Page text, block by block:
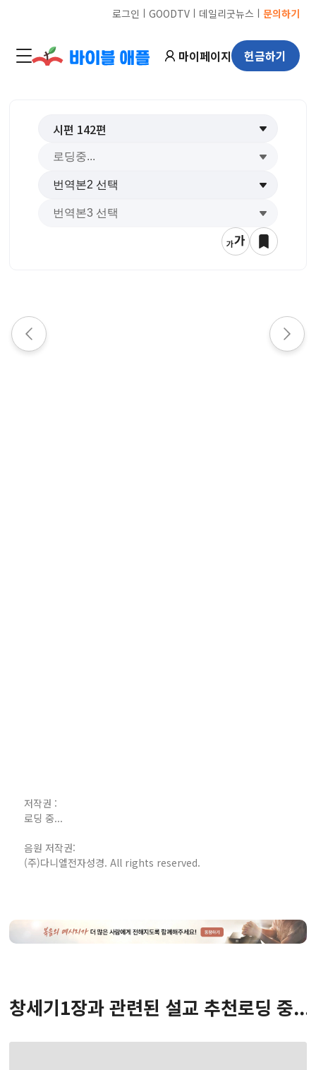
로그인 ㅣ GOODTVㅣ 데일리굿뉴스 ㅣ 문의하기
마이페이지 헌금하기
시편 142편
저작권 :
로딩 중...
음원 저작권:
(주)다니엘전자성경. All rights reserved.
창세기1장과 관련된 설교 추천로딩 중...